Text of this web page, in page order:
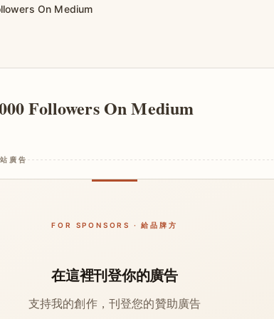
On Medium
Followers On Medium
廣告
FOR SPONSORS · 給品牌方
在這裡刊登你的廣告
支持我的創作，刊登您的贊助廣告